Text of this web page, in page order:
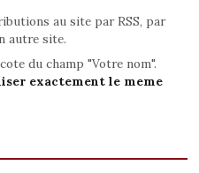
au site par RSS, par
autre site.
du champ "Votre nom".
exactement le meme